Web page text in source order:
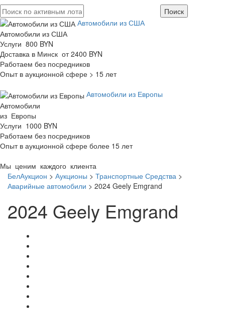
Автомобили из США
Автомобили из США
Услуги 800 BYN
Доставка в Минск от 2400 BYN
Работаем без посредников
Опыт в аукционной сфере > 15 лет
Автомобили из Европы
Автомобили
из Европы
Услуги 1000 BYN
Работаем без посредников
Опыт в аукционной сфере более 15 лет
Мы ценим каждого клиента
БелАукцион > Аукционы > Транспортные Средства >
Аварийные автомобили > 2024 Geely Emgrand
2024 Geely Emgrand